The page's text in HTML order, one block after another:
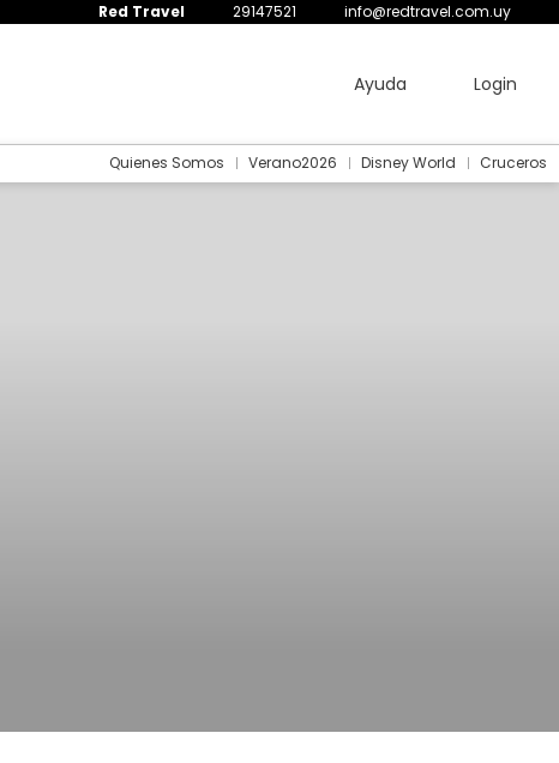
Red Travel 29147521 info@redtravel.com.uy
Ayuda Login
Quienes Somos Verano2026 Disney World Cruceros